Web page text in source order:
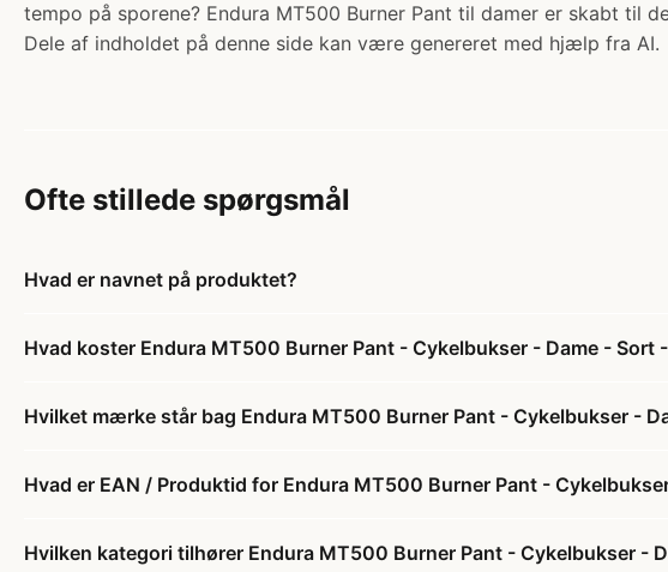
tempo på sporene? Endura MT500 Burner Pant til damer er skabt til
Dele af indholdet på denne side kan være genereret med hjælp fra AI.
Ofte stillede spørgsmål
Hvad er navnet på produktet?
Hvad koster Endura MT500 Burner Pant - Cykelbukser - Dame - Sort -
Hvilket mærke står bag Endura MT500 Burner Pant - Cykelbukser -
Hvad er EAN / Produktid for Endura MT500 Burner Pant -
Hvilken kategori tilhører Endura MT500 Burner Pant - Cykelbukser -